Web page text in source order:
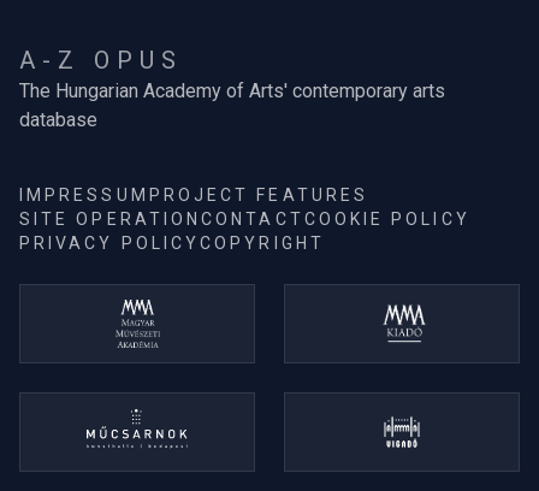
A-Z OPUS
The Hungarian Academy of Arts' contemporary arts
database
IMPRESSUM PROJECT FEATURES
SITE OPERATIONCONTACTCOOKIE POLICY
PRIVACY POLICYCOPYRIGHT